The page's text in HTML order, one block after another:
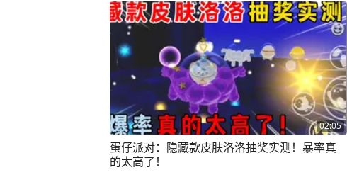
02:05
蛋仔派对：隐藏款皮肤洛洛抽奖实测！暴率真
的太高了！